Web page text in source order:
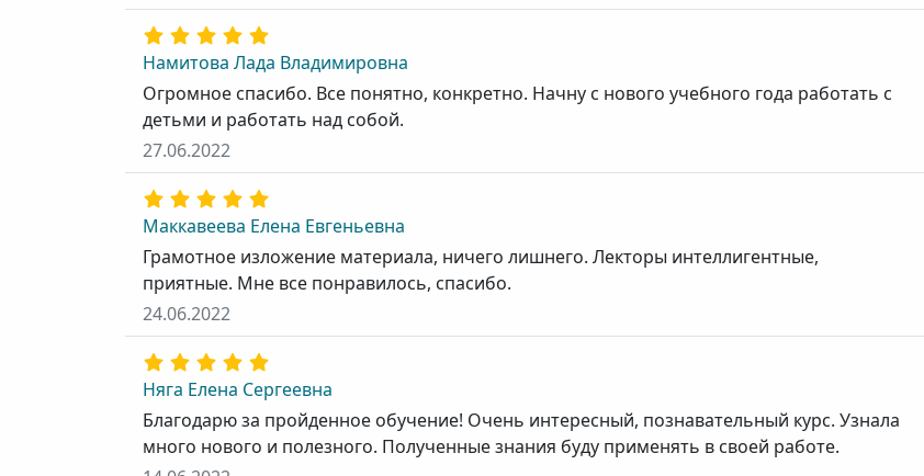
Намитова Лада Владимировна
Огромное спасибо. Все понятно, конкретно. Начну с нового учебного года работать с
детьми и работать над собой.
27.06.2022
Маккавеева Елена Евгеньевна
Грамотное изложение материала, ничего лишнего. Лекторы интеллигентные,
приятные. Мне все понравилось, спасибо.
24.06.2022
Няга Елена Сергеевна
Благодарю за пройденное обучение! Очень интересный, познавательный курс. Узнала
много нового и полезного. Полученные знания буду применять в своей работе.